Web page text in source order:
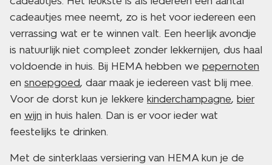
cadeautjes mee neemt, zo is het voor iedereen een
verrassing wat er te winnen valt. Een heerlijk avondje
is natuurlijk niet compleet zonder lekkernijen, dus haal
voldoende in huis. Bij HEMA hebben we pepernoten
en snoepgoed, daar maak je iedereen vast blij mee.
Voor de dorst kun je lekkere kinderchampagne, bier
en wijn in huis halen. Dan is er voor ieder wat
feestelijks te drinken.
Met de sinterklaas versiering van HEMA kun je de